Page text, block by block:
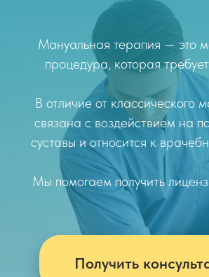
Мануальная терапия — это
процедура, которая
В отличие от классического
связана с воздействием на
суставы и относится к
Мы помогаем получить
Получить